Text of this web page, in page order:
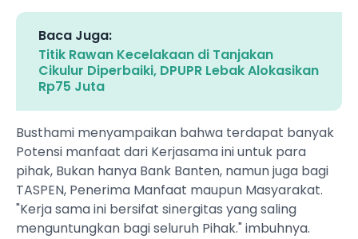
Baca Juga:
Titik Rawan Kecelakaan di Tanjakan
Cikulur Diperbaiki, DPUPR Lebak Alokasikan
Rp75 Juta
Busthami menyampaikan bahwa terdapat banyak
Potensi manfaat dari Kerjasama ini untuk para
pihak, Bukan hanya Bank Banten, namun juga bagi
TASPEN, Penerima Manfaat maupun Masyarakat.
"Kerja sama ini bersifat sinergitas yang saling
menguntungkan bagi seluruh Pihak." imbuhnya.